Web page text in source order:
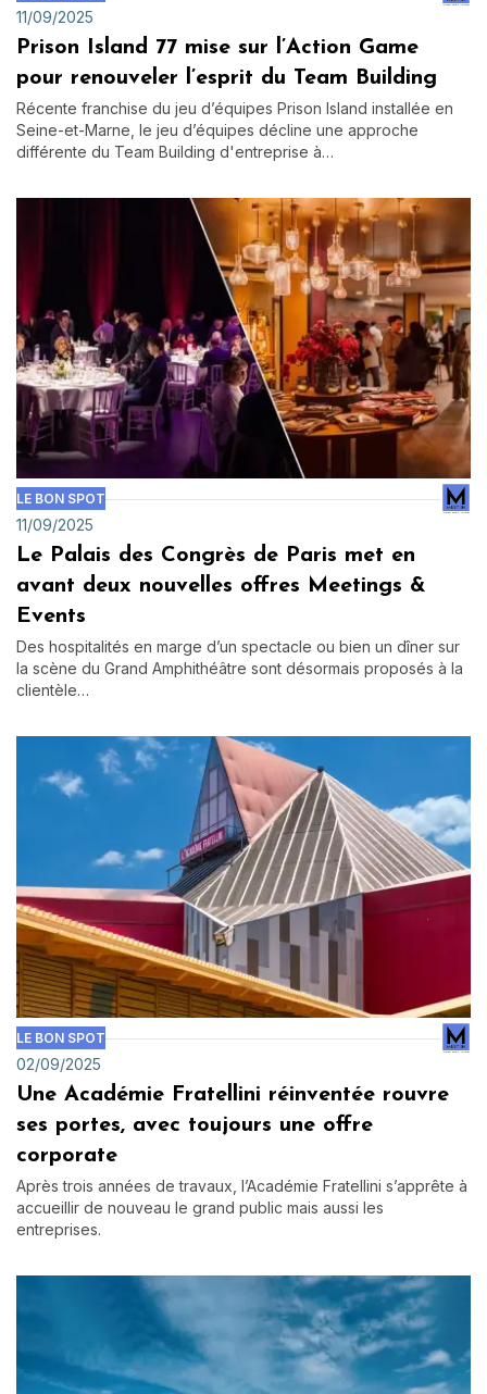
11/09/2025
Prison Island 77 mise sur l’Action Game
pour renouveler l’esprit du Team Building
Récente franchise du jeu d’équipes Prison Island installée en
Seine-et-Marne, le jeu d’équipes décline une approche
différente du Team Building d'entreprise à…
LE BON SPOT
11/09/2025
Le Palais des Congrès de Paris met en
avant deux nouvelles offres Meetings &
Events
Des hospitalités en marge d’un spectacle ou bien un dîner sur
la scène du Grand Amphithéâtre sont désormais proposés à la
clientèle…
LE BON SPOT
02/09/2025
Une Académie Fratellini réinventée rouvre
ses portes, avec toujours une offre
corporate
Après trois années de travaux, l’Académie Fratellini s’apprête à
accueillir de nouveau le grand public mais aussi les
entreprises.